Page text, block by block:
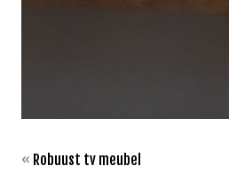
« Robuust tv meubel